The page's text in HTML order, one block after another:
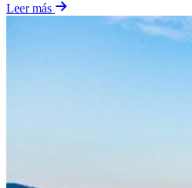
Leer más